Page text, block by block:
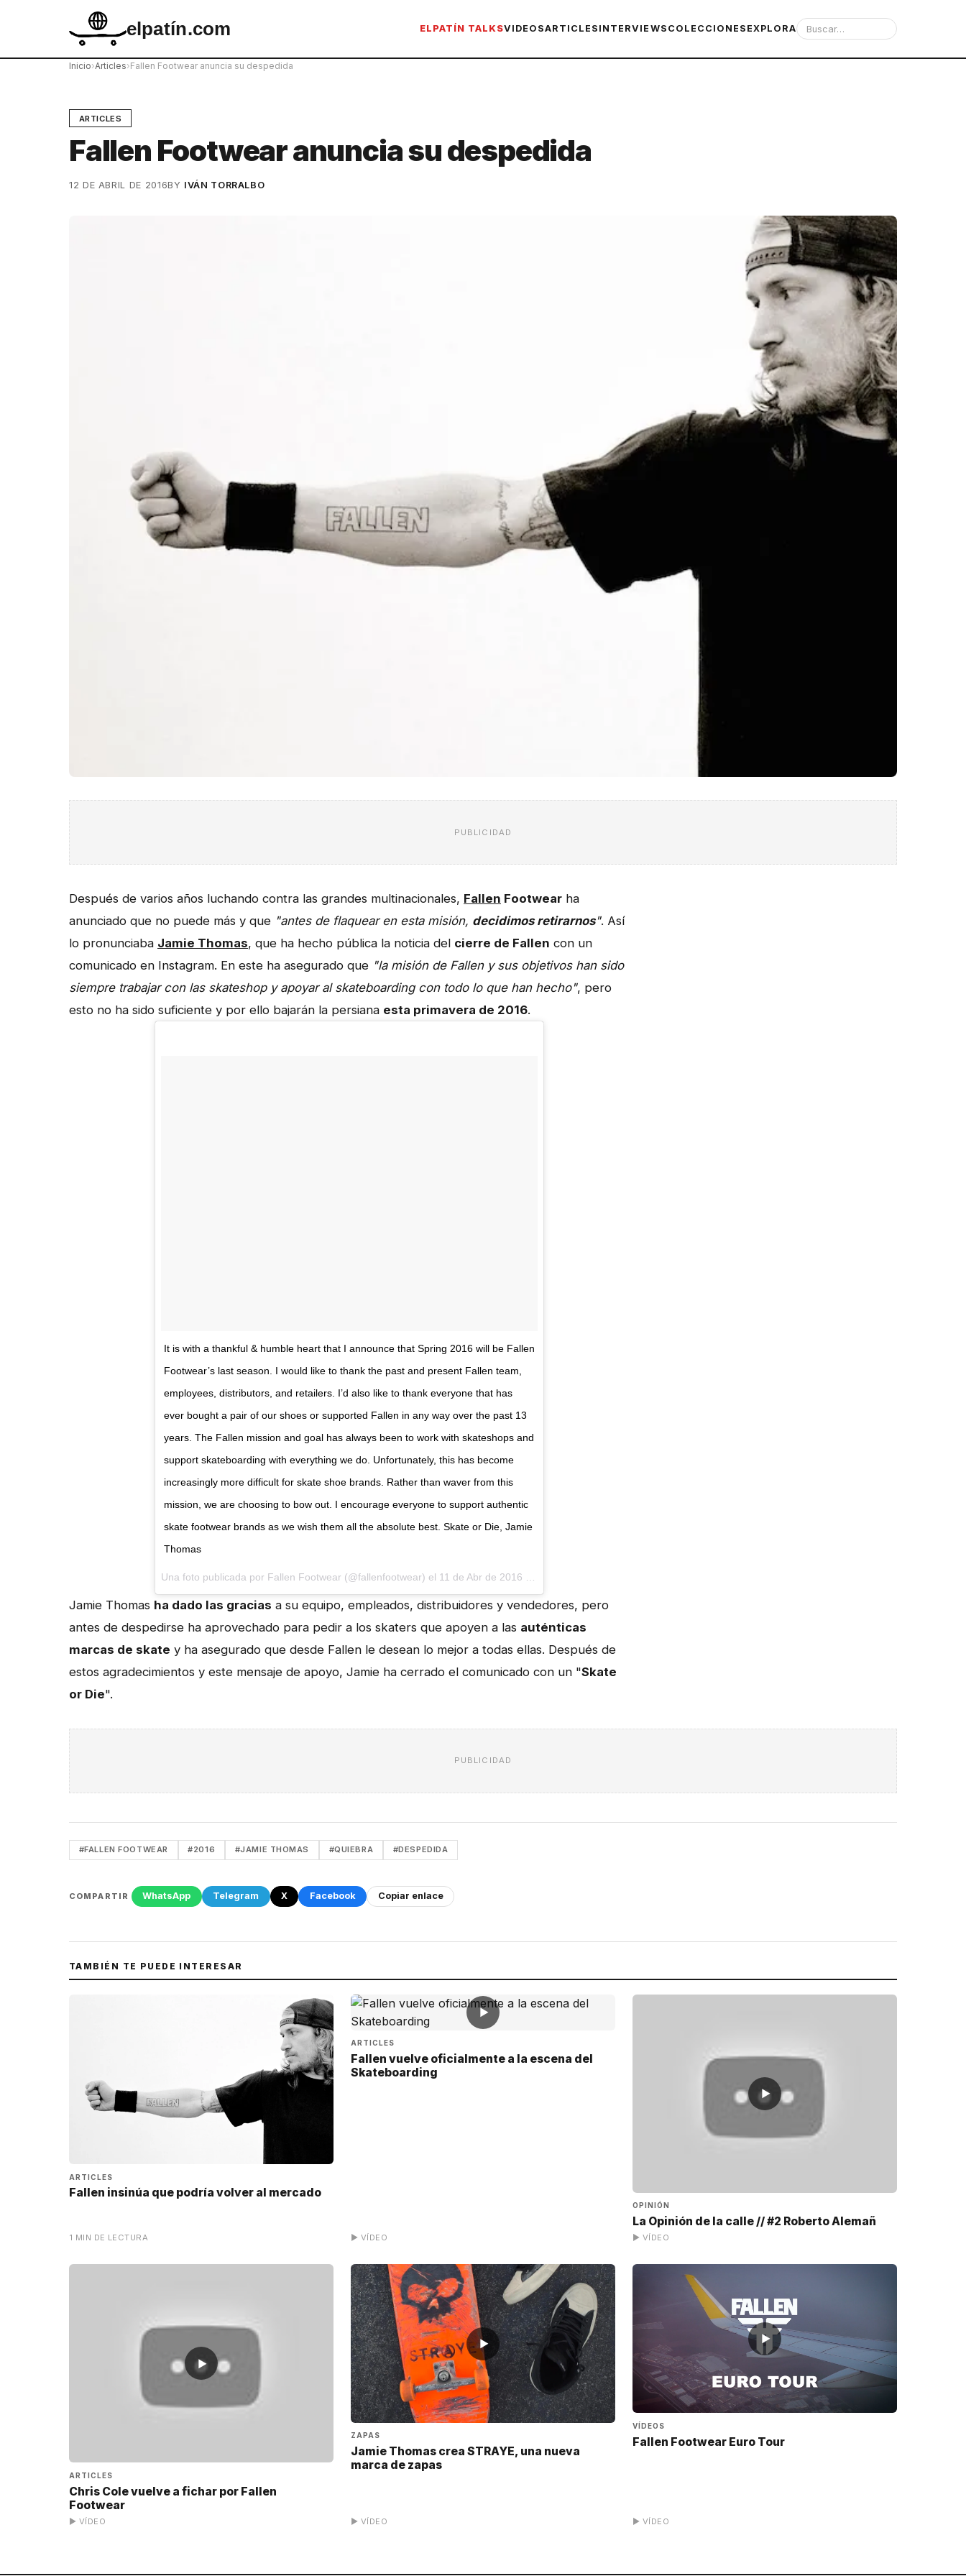
elpatín.com ELPATÍN TALKSVIDEOSARTICLES INTERVIEWS COLECCIONES EXPLORA
Inicio›Articles›Fallen Footwear anuncia su despedida
ARTICLES
Fallen Footwear anuncia su despedida
12 DE ABRIL DE 2016BY IVÁN TORRALBO
PUBLICIDAD
Después de varios años luchando contra las grandes multinacionales, Fallen Footwear ha
anunciado que no puede más y que "antes de flaquear en esta misión, decidimos retirarnos". Así
lo pronunciaba Jamie Thomas, que ha hecho pública la noticia del cierre de Fallen con un
comunicado en Instagram. En este ha asegurado que "la misión de Fallen y sus objetivos han sido
siempre trabajar con las skateshop y apoyar al skateboarding con todo lo que han hecho", pero
esto no ha sido suficiente y por ello bajarán la persiana esta primavera de 2016.
It is with a thankful & humble heart that I announce that Spring 2016 will be Fallen
Footwear’s last season. I would like to thank the past and present Fallen team,
employees, distributors, and retailers. I’d also like to thank everyone that has
ever bought a pair of our shoes or supported Fallen in any way over the past 13
years. The Fallen mission and goal has always been to work with skateshops and
support skateboarding with everything we do. Unfortunately, this has become
increasingly more difficult for skate shoe brands. Rather than waver from this
mission, we are choosing to bow out. I encourage everyone to support authentic
skate footwear brands as we wish them all the absolute best. Skate or Die, Jamie
Thomas
Una foto publicada por Fallen Footwear (@fallenfootwear) el 11 de Abr de 2016 a la(s) 1:30 PDT
Jamie Thomas ha dado las gracias a su equipo, empleados, distribuidores y vendedores, pero
antes de despedirse ha aprovechado para pedir a los skaters que apoyen a las auténticas
marcas de skate y ha asegurado que desde Fallen le desean lo mejor a todas ellas. Después de
estos agradecimientos y este mensaje de apoyo, Jamie ha cerrado el comunicado con un "Skate
or Die".
PUBLICIDAD
#FALLEN FOOTWEAR #2016 #JAMIE THOMAS #QUIEBRA #DESPEDIDA
COMPARTIR WhatsApp Telegram X Facebook Copiar enlace
TAMBIÉN TE PUEDE INTERESAR
ARTICLES
Fallen insinúa que podría volver al mercado
1 MIN DE LECTURA
▶
ARTICLES
Fallen vuelve oficialmente a la escena del
Skateboarding
▶ VÍDEO
▶
OPINIÓN
La Opinión de la calle // #2 Roberto Alemañ
▶ VÍDEO
▶
ARTICLES
Chris Cole vuelve a fichar por Fallen
Footwear
▶ VÍDEO
▶
ZAPAS
Jamie Thomas crea STRAYE, una nueva
marca de zapas
▶ VÍDEO
▶
VÍDEOS
Fallen Footwear Euro Tour
▶ VÍDEO